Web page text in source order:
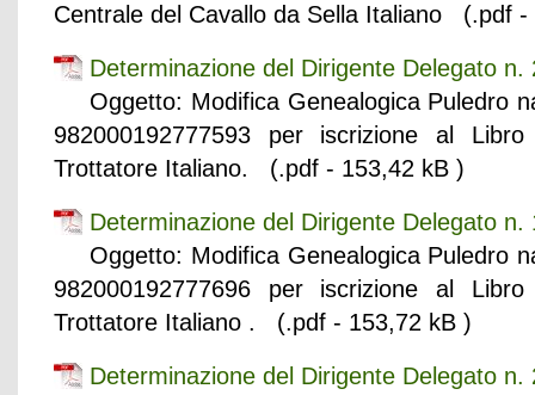
Centrale del Cavallo da Sella Italiano (.pdf -
Determinazione del Dirigente Delegato
Oggetto: Modifica Genealogica Puledro
982000192777593 per iscrizione al
Trottatore Italiano. (.pdf - 153,42 kB )
Determinazione del Dirigente Delegato
Oggetto: Modifica Genealogica Puledro
982000192777696 per iscrizione al
Trottatore Italiano . (.pdf - 153,72 kB )
Determinazione del Dirigente Delegato